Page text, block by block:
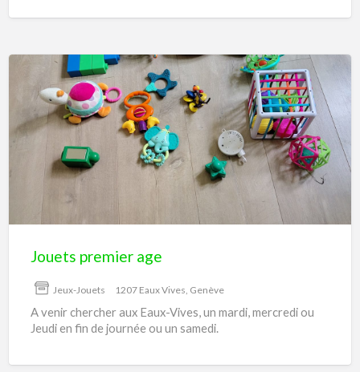
Jouets
premier
age
Jouets premier age
Jeux-Jouets 1207 Eaux Vives, Genève
A venir chercher aux Eaux-Vives, un mardi, mercredi ou
Jeudi en fin de journée ou un samedi.